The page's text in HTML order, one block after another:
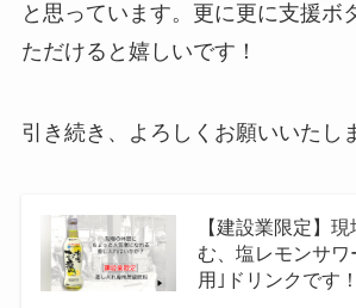
と思っています。更に更に支援ボ
ただけると嬉しいです！
引き続き、よろしくお願いいたし
【建設業限定】
む、塩レモンサ
用｣ドリンクです！